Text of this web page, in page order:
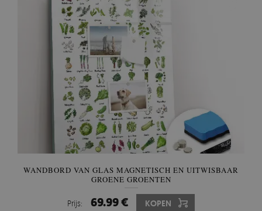
WANDBORD VAN GLAS MAGNETISCH EN UITWISBAAR
GROENE GROENTEN
Prijs: 69.99 € KOPEN